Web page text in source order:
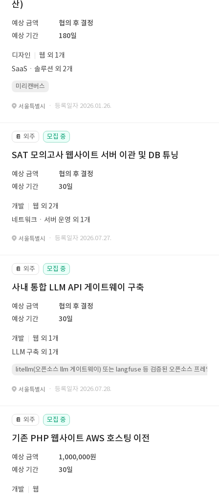
산)
예상 금액
협의 후 결정
예상 기간
180일
디자인
웹 외 1개
SaaSㆍ솔루션 외 2개
미리캔버스
서울특별시 · 등록일자 2026.01.26.
📔 외주 모집 중
SAT 모의고사 웹사이트 서버 이관 및 DB 튜닝
예상 금액
협의 후 결정
예상 기간
30일
개발
웹 외 2개
네트워크ㆍ서버 운영 외 1개
서울특별시 · 등록일자 2026.07.27.
📔 외주 모집 중
사내 통합 LLM API 게이트웨이 구축
예상 금액
협의 후 결정
예상 기간
30일
개발
웹 외 1개
LLM 구축 외 1개
litellm(오픈소스 llm 게이트웨이) 또는 langfuse 등 검증된 오픈소스 프레임워
서울특별시 · 등록일자 2026.07.28.
📔 외주 모집 중
기존 PHP 웹사이트 AWS 호스팅 이전
예상 금액
1,000,000원
예상 기간
30일
개발
웹